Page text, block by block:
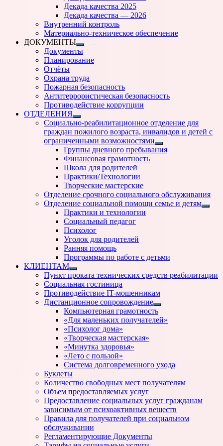
подменю
Декада качества 2025
Декада качества — 2026
Внутренний контроль
Материально-техническое обеспечение
ДОКУМЕНТЫ
Показать
подменю
Документы
Планирование
Отчёты
Охрана труда
Пожарная безопасность
Антитеррористическая безопасность
Противодействие коррупции
ОТДЕЛЕНИЯ
Показать
подменю
Социально-реабилитационное отделение для
граждан пожилого возраста, инвалидов и детей с
ограниченными возможностями
Показать
подменю
Группы дневного пребывания
Финансовая грамотность
Школа для родителей
Практики/Технологии
Творческие мастерские
Отделение срочного социального обслуживания
Отделение социальной помощи семье и детям
Практики и технологии
Социальный педагог
Психолог
Уголок для родителей
Ранняя помощь
Программы по работе с детьми
КЛИЕНТАМ
Показать
подменю
Пункт проката технических средств реабилитации
Социальная гостиница
Противодействие IT-мошенникам
Дистанционное сопровождение
Показать
подменю
Компьютерная грамотность
«Для маленьких получателей»
«Психолог дома»
«Творческая мастерская»
«Минутка здоровья»
«Лето с пользой»
Система долговременного ухода
Буклеты
Количество свободных мест получателям
Объем предоставляемых услуг
Предоставление социальных услуг гражданам
зависимым от психоактивных веществ
Правила для получателей при социальном
обслуживании
Регламентирующие Документы